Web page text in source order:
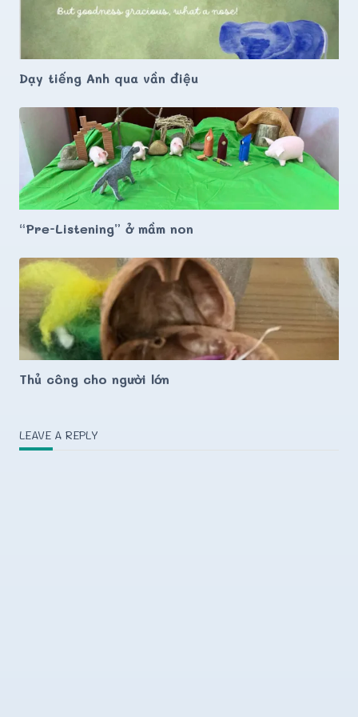
Dạy tiếng Anh qua vần điệu
“Pre-Listening” ở mầm non
Thủ công cho người lớn
LEAVE A REPLY